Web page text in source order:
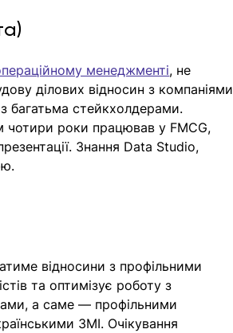
менеджменті, не
ділових відносин з компаніями
багатьма стейкхолдерами.
чотири роки працював у FMCG,
Знання Data Studio,
відносини з профільними
та оптимізує роботу з
а саме — профільними
ЗМІ. Очікування